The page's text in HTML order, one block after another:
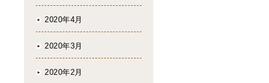
2020年4月
2020年3月
2020年2月